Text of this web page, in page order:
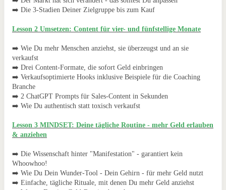
➡️ Die 3-Stadien Deiner Zielgruppe bis zum Kauf
Lesson 2 Umsetzen: Content für vier- und fünfstellige Monate
➡️ Wie Du mehr Menschen anziehst, sie überzeugst und an sie
verkaufst
➡️ Drei Content-Formate, die sofort Geld einbringen
➡️ Verkaufsoptimierte Hooks inklusive Beispiele für die Coaching
Branche
➡️ 2 ChatGPT Prompts für Sales-Content in Sekunden
➡️ Wie Du authentisch statt toxisch verkaufst
Lesson 3 MINDSET: Deine tägliche Routine - mehr Geld erlauben
& anziehen
➡️ Die Wissenschaft hinter "Manifestation" - garantiert kein
Whoowhoo!
➡️ Wie Du Dein Wunder-Tool - Dein Gehirn - für mehr Geld nutzt
➡️ Einfache, tägliche Rituale, mit denen Du mehr Geld anziehst